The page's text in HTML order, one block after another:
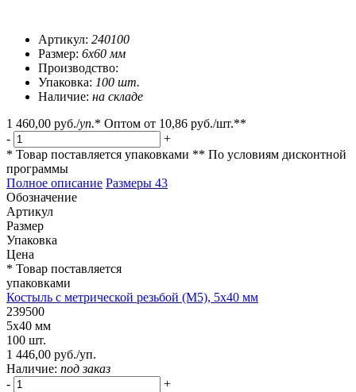
Артикул: 240100
Размер: 6х60 мм
Производство:
Упаковка: 100 шт.
Наличие: на складе
1 460,00 руб./уп.* Оптом от 10,86 руб./шт.**
-
+
* Товар поставляется упаковками ** По условиям дисконтной
программы
Полное описание Размеры 43
Обозначение
Артикул
Размер
Упаковка
Цена
* Товар поставляется
упаковками
Костыль с метрической резьбой (М5), 5х40 мм
239500
5х40 мм
100 шт.
1 446,00 руб./уп.
Наличие: под заказ
-
+